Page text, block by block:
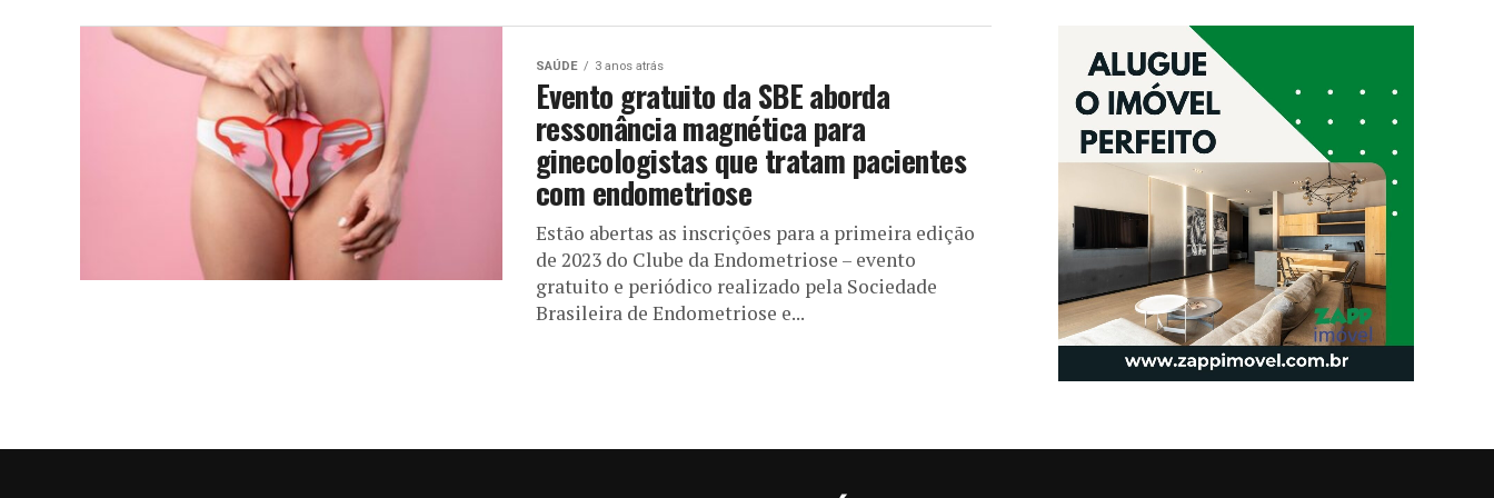
SAÚDE 3 anos atrás
Evento gratuito da SBE aborda
ressonância magnética para
ginecologistas que tratam pacientes
com endometriose
Estão abertas as inscrições para a primeira edição
de 2023 do Clube da Endometriose – evento
gratuito e periódico realizado pela Sociedade
Brasileira de Endometriose e...